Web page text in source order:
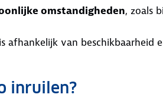
omstandigheden, zoals
afhankelijk van
inruilen?